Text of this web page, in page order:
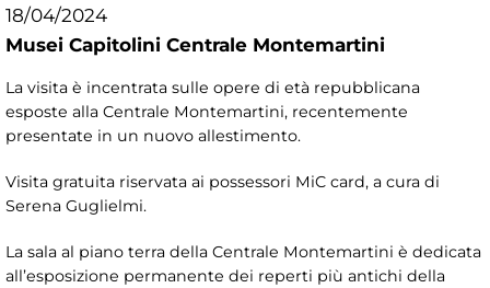
18/04/2024
Musei Capitolini Centrale Montemartini
La visita è incentrata sulle opere di età repubblicana
esposte alla Centrale Montemartini, recentemente
presentate in un nuovo allestimento.
Visita gratuita riservata ai possessori MiC card, a cura di
Serena Guglielmi.
La sala al piano terra della Centrale Montemartini è dedicata
all’esposizione permanente dei reperti più antichi della